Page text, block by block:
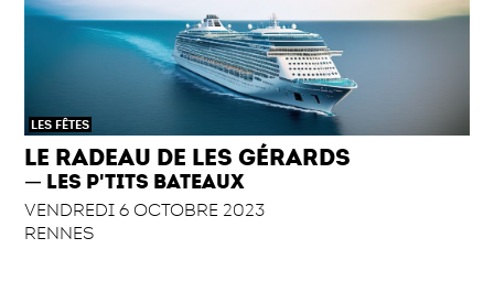
LES FÊTES
LE RADEAU DE LES GÉRARDS
LES P'TITS BATEAUX
VENDREDI 6 OCTOBRE 2023
RENNES